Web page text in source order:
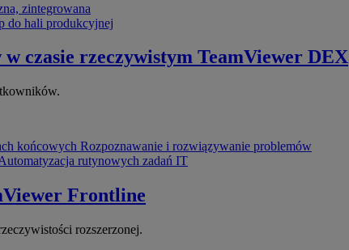
zintegrowana
do hali produkcyjnej
czasie rzeczywistym TeamViewer DEX
końcowych Rozpoznawanie i rozwiązywanie problemów
rutynowych zadań IT
Frontline
rozszerzonej.